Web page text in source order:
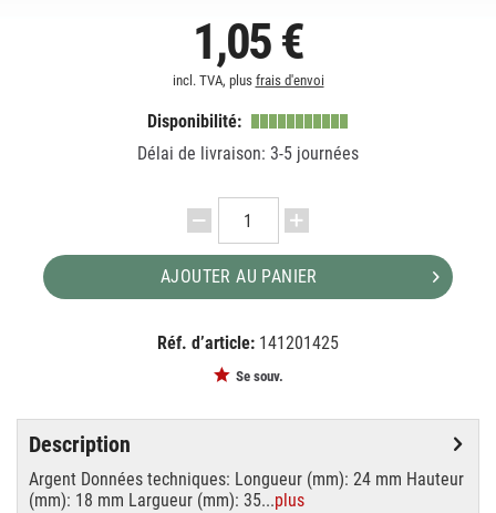
1,05 €
incl. TVA, plus frais d'envoi
Disponibilité:
Délai de livraison: 3-5 journées
AJOUTER AU PANIER
Réf. d’article: 141201425
Se souv.
Description
Argent Données techniques: Longueur (mm): 24 mm Hauteur
(mm): 18 mm Largueur (mm): 35...plus